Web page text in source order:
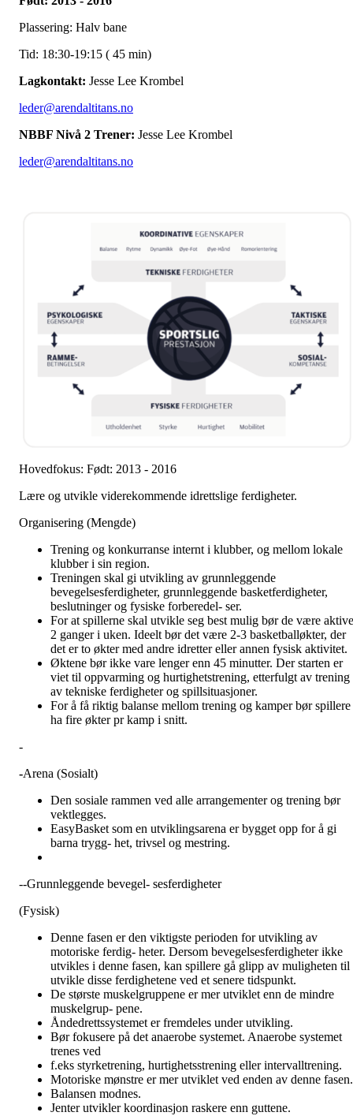
Plassering: Halv bane
Tid: 18:30-19:15 ( 45 min)
Lagkontakt: Jesse Lee Krombel
leder@arendaltitans.no
NBBF Nivå 2 Trener: Jesse Lee Krombel
leder@arendaltitans.no
Hovedfokus: Født: 2013 - 2016
Lære og utvikle viderekommende idrettslige ferdigheter.
Organisering (Mengde)
Trening og konkurranse internt i klubber, og mellom lokale
klubber i sin region.
Treningen skal gi utvikling av grunnleggende
bevegelsesferdigheter, grunnleggende basketferdigheter,
beslutninger og fysiske forberedel- ser.
For at spillerne skal utvikle seg best mulig bør de være aktive
2 ganger i uken. Ideelt bør det være 2-3 basketballøkter, der
det er to økter med andre idretter eller annen fysisk aktivitet.
Øktene bør ikke vare lenger enn 45 minutter. Der starten er
viet til oppvarming og hurtighetstrening, etterfulgt av trening
av tekniske ferdigheter og spillsituasjoner.
For å få riktig balanse mellom trening og kamper bør spillere
ha fire økter pr kamp i snitt.
-
-Arena (Sosialt)
Den sosiale rammen ved alle arrangementer og trening bør
vektlegges.
EasyBasket som en utviklingsarena er bygget opp for å gi
barna trygg- het, trivsel og mestring.
--Grunnleggende bevegel- sesferdigheter
(Fysisk)
Denne fasen er den viktigste perioden for utvikling av
motoriske ferdig- heter. Dersom bevegelsesferdigheter ikke
utvikles i denne fasen, kan spillere gå glipp av muligheten til
utvikle disse ferdighetene ved et senere tidspunkt.
De største muskelgruppene er mer utviklet enn de mindre
muskelgrup- pene.
Åndedrettssystemet er fremdeles under utvikling.
Bør fokusere på det anaerobe systemet. Anaerobe systemet
trenes ved
f.eks styrketrening, hurtighetsstrening eller intervalltrening.
Motoriske mønstre er mer utviklet ved enden av denne fasen.
Balansen modnes.
Jenter utvikler koordinasjon raskere enn guttene.